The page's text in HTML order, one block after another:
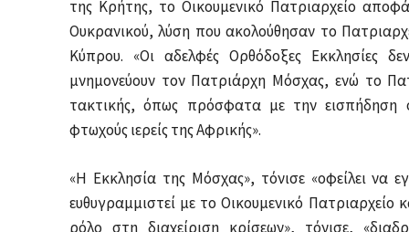
της Κρήτης, το Οικουμενικό Πατριαρχείο
Ουκρανικού, λύση που ακολούθησαν το
Κύπρου. «Οι αδελφές Ορθόδοξες Εκκλησίες
μνημονεύουν τον Πατριάρχη Μόσχας, ενώ το
τακτικής, όπως πρόσφατα με την εισπήδηση
φτωχούς ιερείς της Αφρικής».
«Η Εκκλησία της Μόσχας», τόνισε «οφείλει να
ευθυγραμμιστεί με το Οικουμενικό Πατριαρχείο
ρόλο στη διαχείριση κρίσεων», τόνισε,